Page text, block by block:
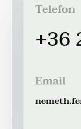
Telefon
+36
Email